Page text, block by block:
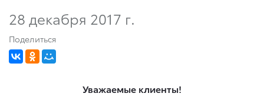
28 декабря 2017 г.
Поделиться
Уважаемые клиенты!